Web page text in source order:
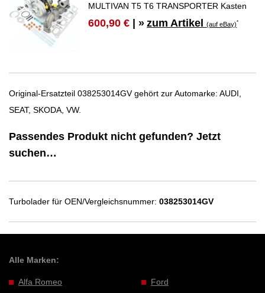
MULTIVAN T5 T6 TRANSPORTER Kasten
600,90 € | » zum Artikel(auf eBay)*
Original-Ersatzteil 038253014GV gehört zur Automarke: AUDI,
SEAT, SKODA, VW.
Passendes Produkt nicht gefunden? Jetzt
suchen…
Turbolader für OEN/Vergleichsnummer: 038253014GV
Alle Marken:
Alfa Romeo Ford